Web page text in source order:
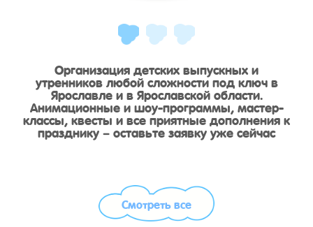
Организация детских выпускных и
утренников любой сложности под ключ в
Ярославле и в Ярославской области.
Анимационные и шоу-программы, мастер-
классы, квесты и все приятные дополнения к
празднику – оставьте заявку уже сейчас
Смотреть все